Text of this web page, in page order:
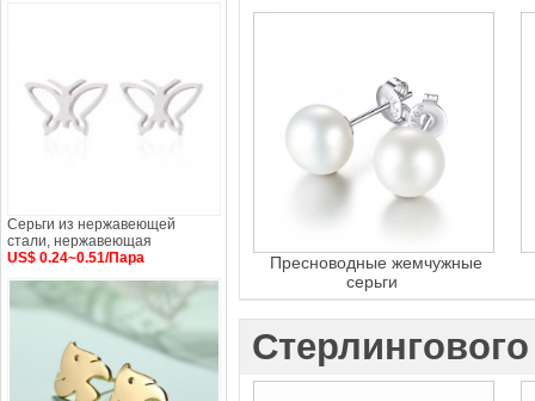
Пресноводные жемчужные
серьги
Серьги из нержавеющей
стали, нержавеющая
US$ 0.24~0.51/Пара